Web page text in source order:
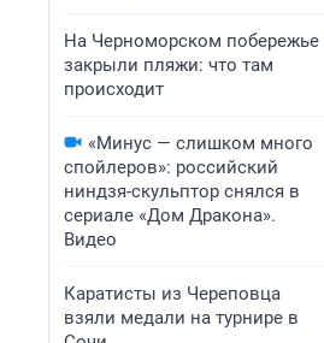
На Черноморском побережье
закрыли пляжи: что там
происходит
«Минус — слишком много
спойлеров»: российский
ниндзя-скульптор снялся в
сериале «Дом Дракона».
Видео
Каратисты из Череповца
взяли медали на турнире в